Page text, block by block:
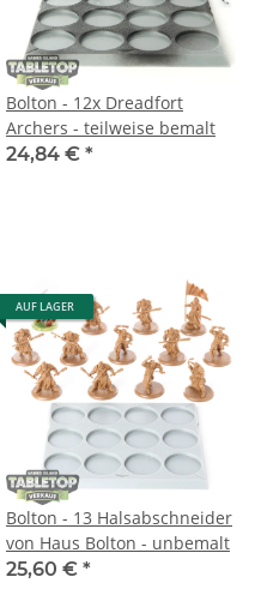
Bolton - 12x Dreadfort
Archers - teilweise bemalt
24,84 € *
AUF LAGER
Bolton - 13 Halsabschneider
von Haus Bolton - unbemalt
25,60 € *